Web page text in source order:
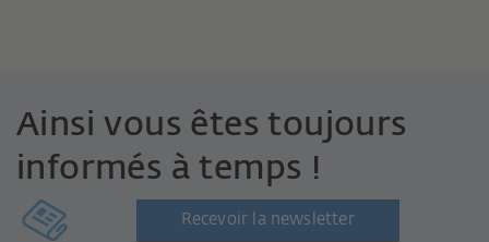
Ainsi vous êtes toujours
informés à temps !
Recevoir la newsletter